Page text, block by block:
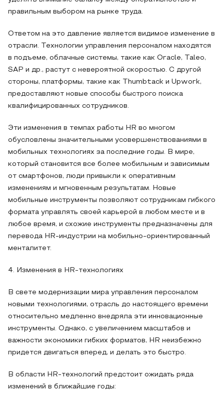
правильным выбором на рынке труда.
Ответом на это давление является видимое изменение в
отрасли. Технологии управления персоналом находятся
в подъеме, облачные системы, такие как Oracle, Taleo,
SAP и др., растут с невероятной скоростью. С другой
стороны, платформы, такие как Thumbtack и Upwork,
предоставляют новые способы быстрого поиска
квалифицированных сотрудников.
Эти изменения в темпах работы HR во многом
обусловлены значительными усовершенствованиями в
мобильных технологиях за последние годы. В мире,
который становится все более мобильным и зависимым
от смартфонов, люди привыкли к оперативным
изменениям и мгновенным результатам. Новые
мобильные инструменты позволяют сотрудникам гибкого
формата управлять своей карьерой в любом месте и в
любое время, и схожие инструменты предназначены для
перевода HR-индустрии на мобильно-ориентированный
менталитет.
4. Изменения в HR-технологиях
В свете модернизации мира управления персоналом
новыми технологиями, отрасль до настоящего времени
относительно медленно внедряла эти инновационные
инструменты. Однако, с увеличением масштабов и
важности экономики гибких форматов, HR неизбежно
придется двигаться вперед, и делать это быстро.
В области HR-технологий предстоит ожидать ряда
изменений в ближайшие годы: